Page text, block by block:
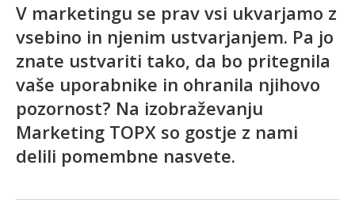
V marketingu se prav vsi ukvarjamo z
vsebino in njenim ustvarjanjem. Pa jo
znate ustvariti tako, da bo pritegnila
vaše uporabnike in ohranila njihovo
pozornost? Na izobraževanju
Marketing TOPX so gostje z nami
delili pomembne nasvete.